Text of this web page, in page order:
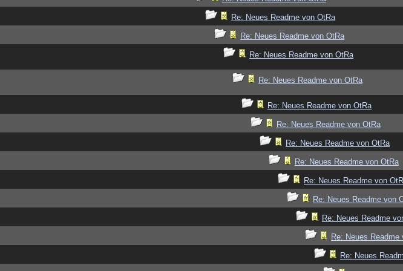
Re: Neues Readme von OtRa
Re: Neues Readme von OtRa
Re: Neues Readme von OtRa
Re: Neues Readme von OtRa
Re: Neues Readme von OtRa
Re: Neues Readme von OtRa
Re: Neues Readme von OtRa
Re: Neues Readme von OtRa
Re: Neues Readme von
Re: Neues Readme von
Re: Neues Readme
Re: Neues Readme
Re: Neues